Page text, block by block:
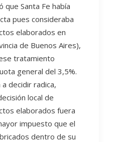
que Santa Fe había
pues consideraba
elaborados en
de Buenos Aires),
tratamiento
general del 3,5%.
decidir radica,
local de
elaborados fuera
impuesto que el
dentro de su